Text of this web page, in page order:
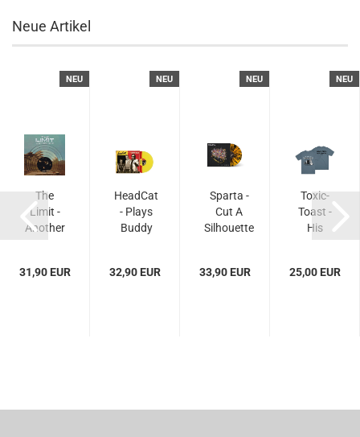
Neue Artikel
NEU
The
Limit -
Another
31,90 EUR
NEU
HeadCat
- Plays
Buddy
LP
32,90 EUR
NEU
Sparta -
Cut A
Silhouette
33,90 EUR
NEU
Toxic-
Toast -
His
T-Shirt -
25,00 EUR